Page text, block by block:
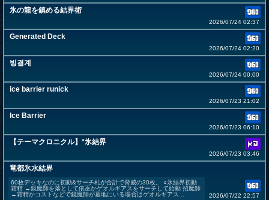
氷の龍を鎮める結界術
2026/07/24 02:37
Generated Deck
2026/07/24 02:20
빙결계
2026/07/24 00:00
ice barrier runick
2026/07/23 21:02
Ice Barrier
2026/07/23 06:10
【テーマクロニクル】*氷結界
2026/07/23 03:46
竜都氷水結界
60枚デッキなのに初動&サーチ札が合計で脅威の30枚。 ○氷結界初動
霜精 →鏡魔師を落として依巫かゲオルギアスをサーチして始動 招魔師
→霜精かコストなどで鏡魔師が墓地にいる場合はゲオルギアス...
2026/07/22 22:57